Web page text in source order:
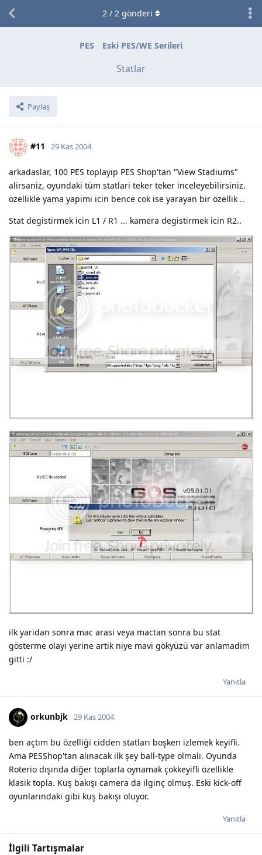
PES Eski PES/WE Serileri
Statlar
Paylaş
2/ 2gönderi
#11 29 Kas 2004
arkadaslar, 100 PES toplayip PES Shop'tan "View Stadiums"
alirsaniz, oyundaki tüm statlari teker teker inceleyebilirsiniz.
özellikle yama yapimi icin bence cok ise yarayan bir özellik ..
Stat degistirmek icin L1 / R1 ... kamera degistirmek icin R2..
ilk yaridan sonra mac arasi veya mactan sonra bu stat
gösterme olayi yerine artik niye mavi gökyüzü var anlamadim
gitti :/
Yanıtla
orkunbjk 29 Kas 2004
ben açtım bu özelliği cidden statları boşken izlemek keyifli.
Ama PESShop'tan alınacak ilk şey ball-type olmalı. Oyunda
Roterio dışında diğer toplarla oynamak çokkeyifli özellikle
klasik topla. Kuş bakışı camera da ilginç olmuş. Eski kick-off
oyunlarındaki gibi kuş bakışı oluyor.
Yanıtla
İlgili Tartışmalar